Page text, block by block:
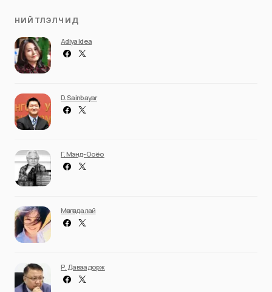
НИЙТЛЭЛЧИД
Adiya Idea
D. Sainbayar
Г. Мэнд-Ооёо
Мөнгөндалай
Р. Даваадорж